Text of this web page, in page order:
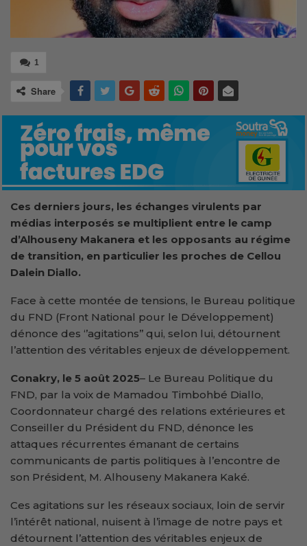
1
Share
Ces derniers jours, les échanges virulents par
médias interposés se multiplient entre le camp
d’Alhouseny Makanera et les opposants au régime
de transition, en particulier les proches de Cellou
Dalein Diallo.
Face à cette montée de tensions, le Bureau politique
du FND (Front National pour le Développement)
dénonce des ‘’agitations’’ qui, selon lui, détournent
l’attention des véritables enjeux de développement.
Conakry, le 5 août 2025– Le Bureau Politique du
FND, par la voix de Mamadou Timbohbé Diallo,
Coordonnateur chargé des relations extérieures et
Conseiller du Président du FND, dénonce les
attaques récurrentes émanant de certains
communicants de partis politiques à l’encontre de
son Président, M. Alhouseny Makanera Kaké.
Ces agitations sur les réseaux sociaux, loin de servir
l’intérêt national, nuisent à l’image de notre pays et
détournent l’attention des véritables enjeux de